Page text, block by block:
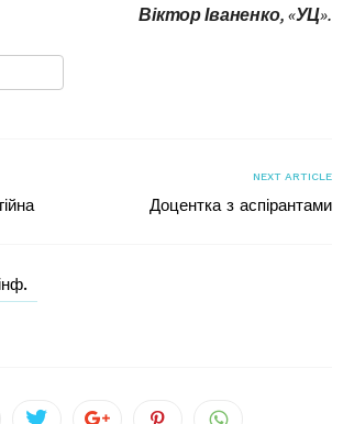
Віктор Іваненко, «УЦ».
NEXT ARTICLE
Доцентка з аспірантами